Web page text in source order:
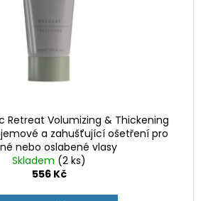
Retreat Volumizing & Thickening
a zahušťující ošetření pro
nebo oslabené vlasy
Skladem (2 ks)
556 Kč